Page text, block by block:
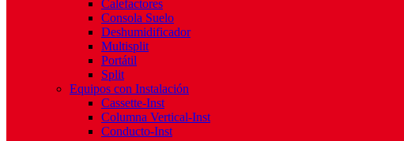
Calefactores
Consola Suelo
Deshumidificador
Multisplit
Portátil
Split
Equipos con Instalación
Cassette-Inst
Columna Vertical-Inst
Conducto-Inst